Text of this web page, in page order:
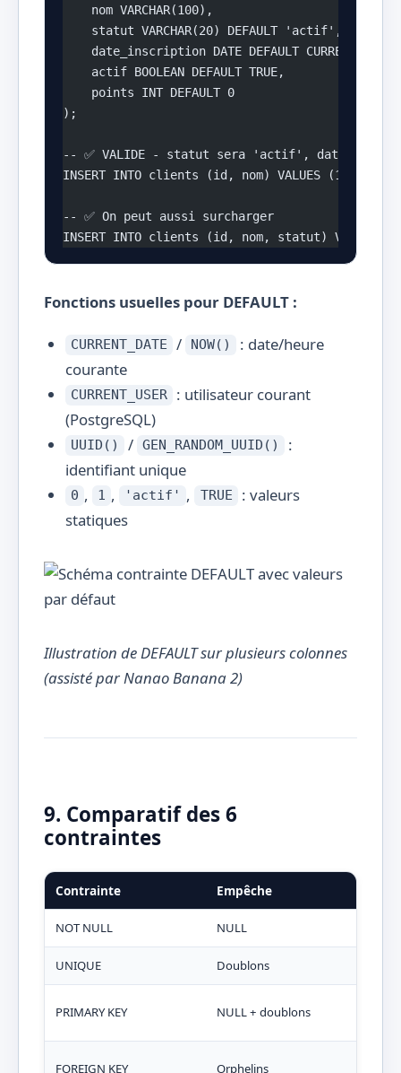
    nom VARCHAR(100),
statut VARCHAR(20) DEFAULT 'actif',
date_inscription DATE DEFAULT
    actif BOOLEAN DEFAULT TRUE,
    points INT DEFAULT 0
);
-- ✅ VALIDE - statut sera 'actif',
INSERT INTO clients (id, nom) VALUES (1,
-- ✅ On peut aussi surcharger
INSERT INTO clients (id, nom, statut)
Fonctions usuelles pour DEFAULT :
CURRENT_DATE / NOW()
: date/heure
courante
CURRENT_USER
: utilisateur courant
(PostgreSQL)
UUID() / GEN_RANDOM_UUID()
:
identifiant unique
0 , 1 , 'actif' , TRUE
: valeurs
statiques
Illustration de DEFAULT sur plusieurs colonnes
(assisté par Nanao Banana 2)
9. Comparatif des 6
contraintes
Contrainte Empêche
NOT NULL NULL
UNIQUE Doublons
PRIMARY KEY NULL + doublons
FOREIGN KEY Orphelins